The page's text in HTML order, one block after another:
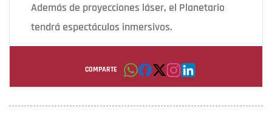
Además de proyecciones láser, el Planetario
tendrá espectáculos inmersivos.
Por: Elías Villamil
COMPARTE